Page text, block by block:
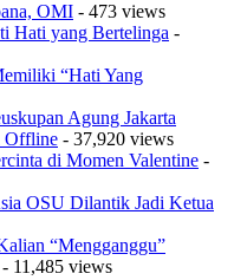
OMI - 473 views
Hati yang Bertelinga -
“Hati Yang
Agung Jakarta
Offline - 37,920 views
di Momen Valentine -
OSU Dilantik Jadi Ketua
“Mengganggu”
- 11,485 views